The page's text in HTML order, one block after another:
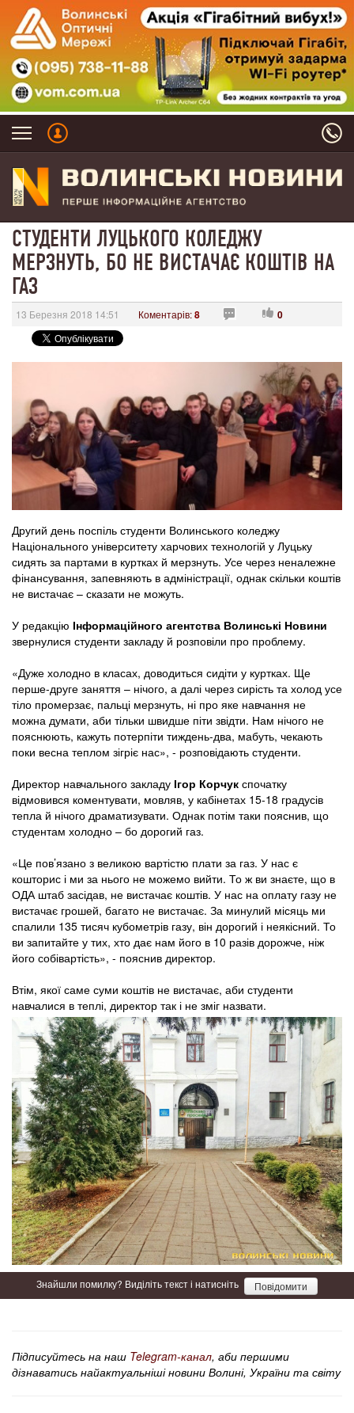
СТУДЕНТИ ЛУЦЬКОГО КОЛЕДЖУ
МЕРЗНУТЬ, БО НЕ ВИСТАЧАЄ КОШТІВ НА
ГАЗ
13 Березня 2018 14:51 Коментарів:8 0
Другий день поспіль студенти Волинського коледжу
Національного університету харчових технологій у Луцьку
сидять за партами в куртках й мерзнуть. Усе через неналежне
фінансування, запевняють в адміністрації, однак скільки коштів
не вистачає – сказати не можуть.
У редакцію Інформаційного агентства Волинські Новини
звернулися студенти закладу й розповіли про проблему.
«Дуже холодно в класах, доводиться сидіти у куртках. Ще
перше-друге заняття – нічого, а далі через сирість та холод усе
тіло промерзає, пальці мерзнуть, ні про яке навчання не
можна думати, аби тільки швидше піти звідти. Нам нічого не
пояснюють, кажуть потерпіти тиждень-два, мабуть, чекають
поки весна теплом зігріє нас», - розповідають студенти.
Директор навчального закладу Ігор Корчук спочатку
відмовився коментувати, мовляв, у кабінетах 15-18 градусів
тепла й нічого драматизувати. Однак потім таки пояснив, що
студентам холодно – бо дорогий газ.
«Це пов’язано з великою вартістю плати за газ. У нас є
кошторис і ми за нього не можемо вийти. То ж ви знаєте, що в
ОДА штаб засідав, не вистачає коштів. У нас на оплату газу не
вистачає грошей, багато не вистачає. За минулий місяць ми
спалили 135 тисяч кубометрів газу, він дорогий і неякісний. То
ви запитайте у тих, хто дає нам його в 10 разів дорожче, ніж
його собівартість», - пояснив директор.
Втім, якої саме суми коштів не вистачає, аби студенти
навчалися в теплі, директор так і не зміг назвати.
Знайшли помилку? Виділіть текст і натисніть Повідомити
Підписуйтесь на наш Telegram-канал, аби першими
дізнаватись найактуальніші новини Волині, України та світу